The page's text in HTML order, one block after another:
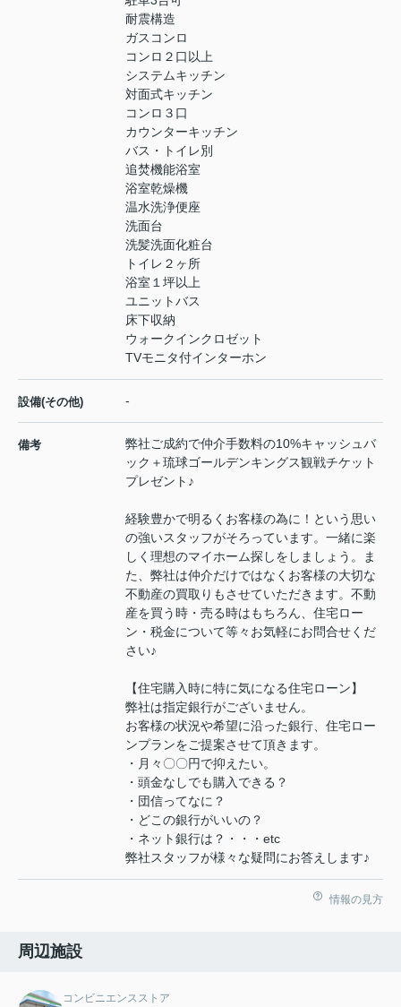
耐震構造
ガスコンロ
コンロ２口以上
システムキッチン
対面式キッチン
コンロ３口
カウンターキッチン
バス・トイレ別
追焚機能浴室
浴室乾燥機
温水洗浄便座
洗面台
洗髪洗面化粧台
トイレ２ヶ所
浴室１坪以上
ユニットバス
床下収納
ウォークインクロゼット
TVモニタ付インターホン
設備(その他) -
備考
弊社ご成約で仲介手数料の10%キャッシュバ
ック＋琉球ゴールデンキングス観戦チケット
プレゼント♪
経験豊かで明るくお客様の為に！という思い
の強いスタッフがそろっています。一緒に楽
しく理想のマイホーム探しをしましょう。ま
た、弊社は仲介だけではなくお客様の大切な
不動産の買取りもさせていただきます。不動
産を買う時・売る時はもちろん、住宅ロー
ン・税金について等々お気軽にお問合せくだ
さい♪
【住宅購入時に特に気になる住宅ローン】
弊社は指定銀行がございません。
お客様の状況や希望に沿った銀行、住宅ロー
ンプランをご提案させて頂きます。
・月々〇〇円で抑えたい。
・頭金なしでも購入できる？
・団信ってなに？
・どこの銀行がいいの？
・ネット銀行は？・・・etc
弊社スタッフが様々な疑問にお答えします♪
情報の見方
周辺施設
コンビニエンスストア